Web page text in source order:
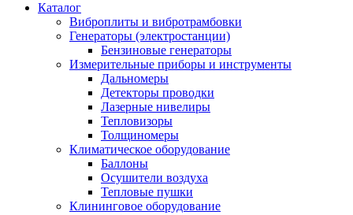
Каталог
Виброплиты и вибротрамбовки
Генераторы (электростанции)
Бензиновые генераторы
Измерительные приборы и инструменты
Дальномеры
Детекторы проводки
Лазерные нивелиры
Тепловизоры
Толщиномеры
Климатическое оборудование
Баллоны
Осушители воздуха
Тепловые пушки
Клининговое оборудование